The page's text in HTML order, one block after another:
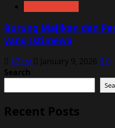
Burung Majikan dan
yang Istimewa
k71zv January 9, 2026
0
Search
Recent Posts